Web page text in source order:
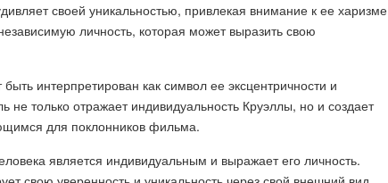
своей уникальностью, привлекая внимание к ее харизме
личность, которая может выразить свою
интерпретирован как символ ее эксцентричности и
только отражает индивидуальность Круэллы, но и создает
для поклонников фильма.
является индивидуальным и выражает его личность.